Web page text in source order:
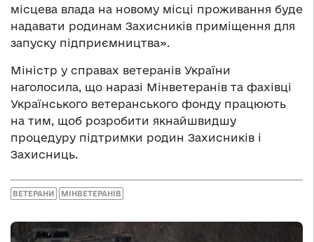
місцева влада на новому місці проживання буде
надавати родинам Захисників приміщення для
запуску підприємництва».
Міністр у справах ветеранів України
наголосила, що наразі Мінветеранів та фахівці
Українського ветеранського фонду працюють
на тим, щоб розробити якнайшвидшу
процедуру підтримки родин Захисників і
Захисниць.
ВЕТЕРАНИ МІНВЕТЕРАНІВ